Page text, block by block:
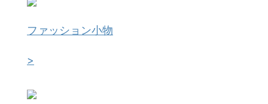
ファッション小物
>